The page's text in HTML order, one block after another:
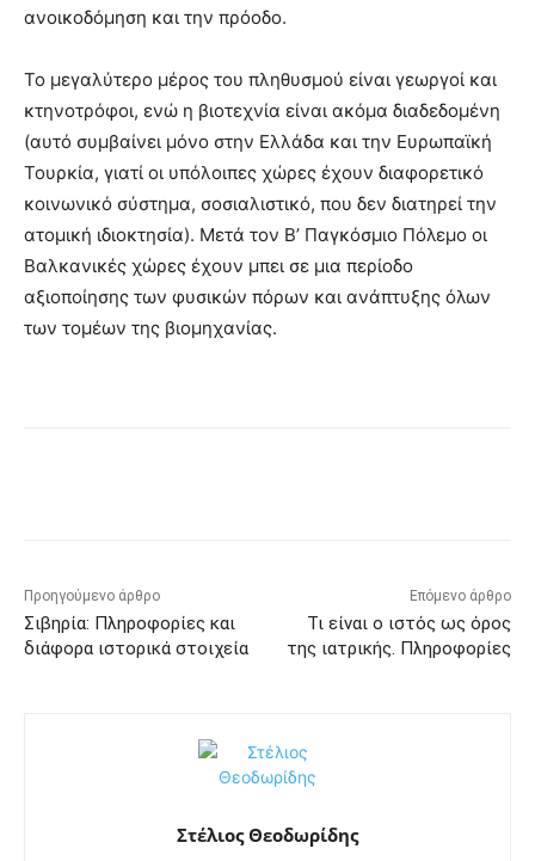
ανοικοδόμηση και την πρόοδο.
Το μεγαλύτερο μέρος του πληθυσμού είναι γεωργοί και
κτηνοτρόφοι, ενώ η βιοτεχνία είναι ακόμα διαδεδομένη
(αυτό συμβαίνει μόνο στην Ελλάδα και την Ευρωπαϊκή
Τουρκία, γιατί οι υπόλοιπες χώρες έχουν διαφορετικό
κοινωνικό σύστημα, σοσιαλιστικό, που δεν διατηρεί την
ατομική ιδιοκτησία). Μετά τον Β’ Παγκόσμιο Πόλεμο οι
Βαλκανικές χώρες έχουν μπει σε μια περίοδο
αξιοποίησης των φυσικών πόρων και ανάπτυξης όλων
των τομέων της βιομηχανίας.
Προηγούμενο άρθρο
Σιβηρία: Πληροφορίες και
διάφορα ιστορικά στοιχεία
Επόμενο άρθρο
Τι είναι ο ιστός ως όρος
της ιατρικής. Πληροφορίες
Στέλιος Θεοδωρίδης